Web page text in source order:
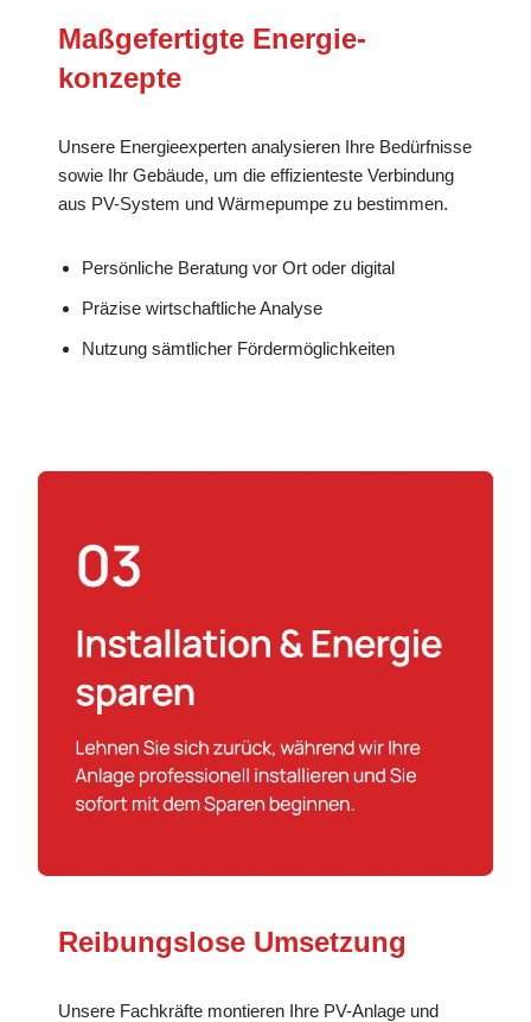
Maßgefertigte Energie­
konzepte
Unsere Energieexperten analysieren Ihre Bedürfnisse
sowie Ihr Gebäude, um die effizienteste Verbindung
aus PV-System und Wärmepumpe zu bestimmen.
Persönliche Beratung vor Ort oder digital
Präzise wirtschaftliche Analyse
Nutzung sämtlicher Fördermöglichkeiten
Reibungslose Umsetzung
Unsere Fachkräfte montieren Ihre PV-Anlage und